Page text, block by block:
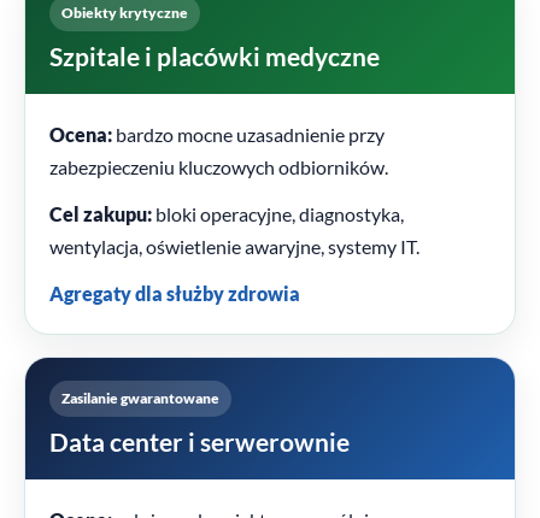
Obiekty krytyczne
Szpitale i placówki medyczne
Ocena: bardzo mocne uzasadnienie przy
zabezpieczeniu kluczowych odbiorników.
Cel zakupu: bloki operacyjne, diagnostyka,
wentylacja, oświetlenie awaryjne, systemy IT.
Agregaty dla służby zdrowia
Zasilanie gwarantowane
Data center i serwerownie